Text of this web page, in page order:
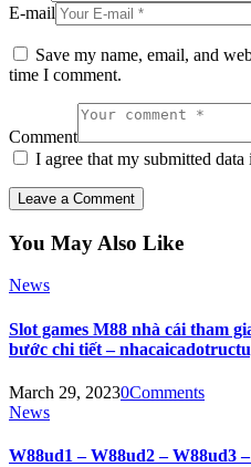
E-mail
Save my name, email, and
time I comment.
Comment
I agree that my submitted
You May Also Like
News
Slot games M88 nhà cái tham
bước chi tiết –
March 29, 20230Comments
News
W88ud1 – W88ud2 – W88ud3